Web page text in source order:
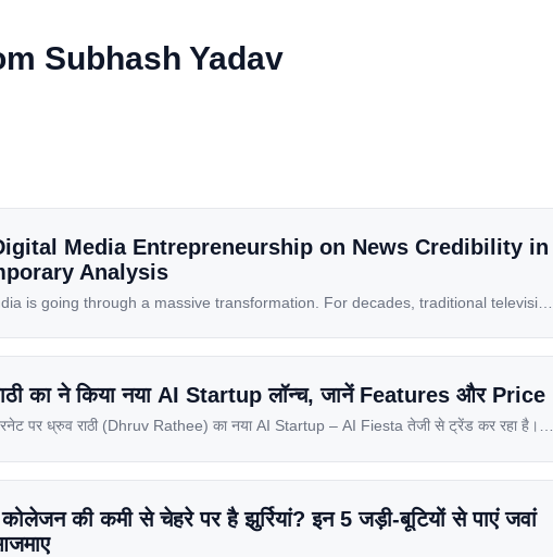
Subhash Yadav
Media Entrepreneurship on News Credibility in
Analysis
is going through a massive transformation. For decades, traditional television
smartphones, and high-speed internet have completely disrupted this old
a mobile-first market where consumers spend nearly 80% […]
का ने किया नया AI Startup लॉन्च, जानें Features और Price
पर ध्रुव राठी (Dhruv Rathee) का नया AI Startup – AI Fiesta तेजी से ट्रेंड कर रहा है।
रिस्पॉन्स लॉन्च के तुरंत […]
की कमी से चेहरे पर है झुर्रियां? इन 5 जड़ी-बूटियों से पाएं जवां